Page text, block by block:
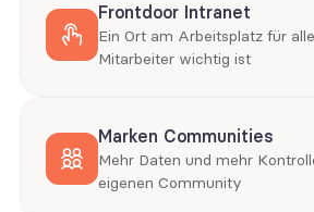
Frontdoor Intranet
Ein Ort am Arbeitsplatz für
Mitarbeiter wichtig ist
Marken Communities
Mehr Daten und mehr
eigenen Community